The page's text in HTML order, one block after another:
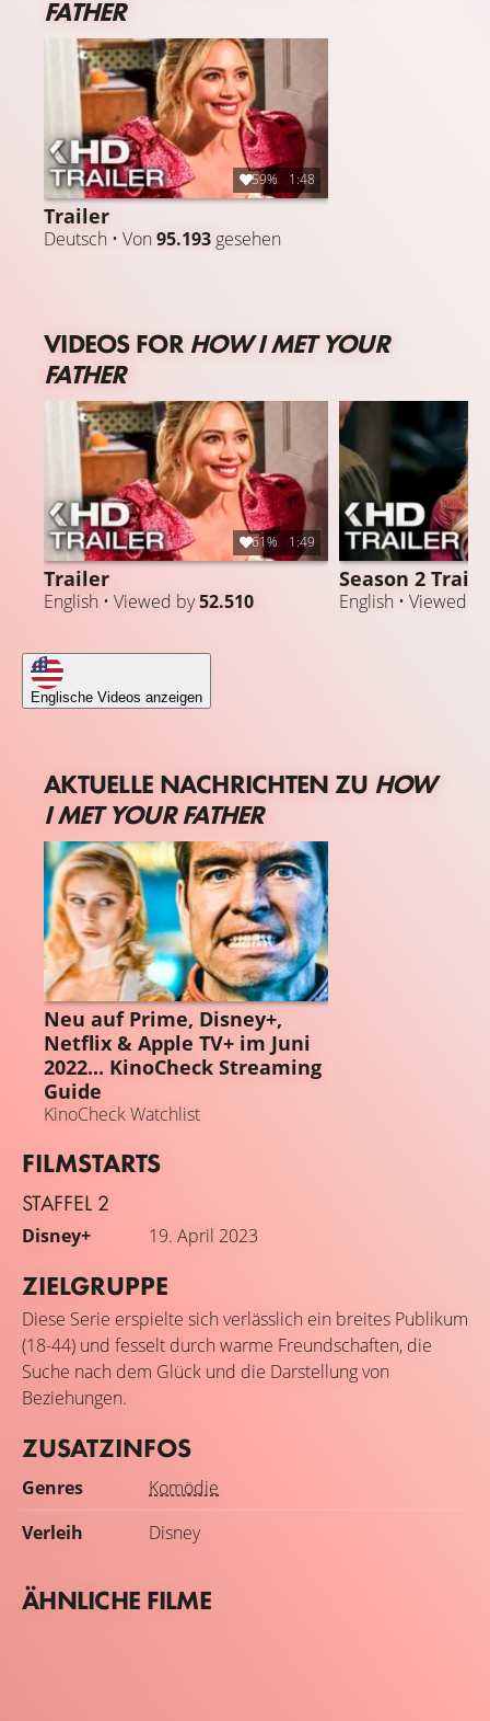
FATHER
59% 1:48
Trailer
Deutsch • Von95.193 gesehen
VIDEOS FORHOW I MET YOUR
FATHER
61% 1:49
Trailer
English • Viewed by52.510
Season 2
English • Viewed
Englische Videos anzeigen
AKTUELLE NACHRICHTEN ZU HOW
I MET YOUR FATHER
STREAMING GUIDE
Neu auf Prime, Disney+,
Netflix & Apple TV+ im Juni
2022... KinoCheck Streaming
Guide
KinoCheck Watchlist
FILMSTARTS
STAFFEL 2
Disney+ 19. April 2023
ZIELGRUPPE
Diese Serie erspielte sich verlässlich ein breites Publikum
(18-44) und fesselt durch warme Freundschaften, die
Suche nach dem Glück und die Darstellung von
Beziehungen.
ZUSATZINFOS
Genres
Komödie
Verleih
Disney
ÄHNLICHE FILME